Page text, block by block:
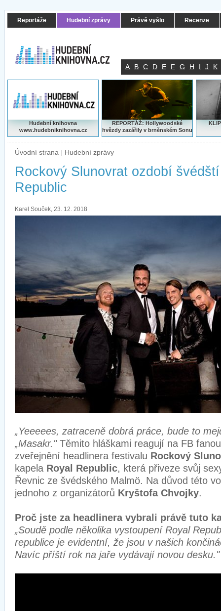
Reportáže Hudební zprávy Právě vyšlo Recenze
A B C D E F G H I J K
Hudební knihovna
www.hudebniknihovna.cz
REPORTÁŽ: Hollywoodské
hvězdy zazářily v brněnském Sonu
Úvodní strana | Hudební zprávy
Rockový Slunovrat ozdobí
Republic
Karel Souček, 23. 12. 2018
„Yeeeees, zatraceně dobrá práce, bude to
„Masakr."Těmito hláškami reagují na FB
zveřejnění headlinera festivalu Rockový
kapela Royal Republic, která přiveze svůj
Řevnic ze švédského Malmö. Na důvod této
jednoho z organizátorů Kryštofa Chvojky.
Proč jste za headlinera vybrali právě tuto
„Soudě podle několika vystoupení Royal
republice je evidentní, že jsou v našich
Navíc příští rok na jaře vydávají novou desku."